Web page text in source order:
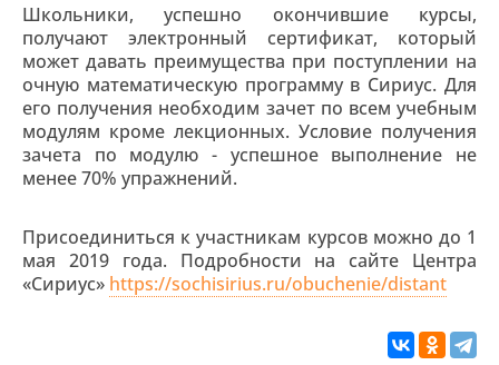
Школьники, успешно окончившие курсы,
получают электронный сертификат, который
может давать преимущества при поступлении на
очную математическую программу в Сириус. Для
его получения необходим зачет по всем учебным
модулям кроме лекционных. Условие получения
зачета по модулю - успешное выполнение не
менее 70% упражнений.
Присоединиться к участникам курсов можно до 1
мая 2019 года. Подробности на сайте Центра
«Сириус» https://sochisirius.ru/obuchenie/distant